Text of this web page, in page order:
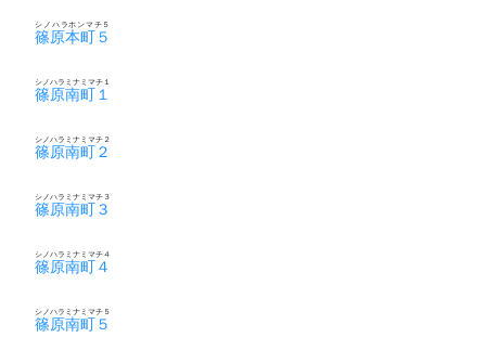
篠原本町５
シノハラホンマチ５
篠原南町１
シノハラミナミマチ１
篠原南町２
シノハラミナミマチ２
篠原南町３
シノハラミナミマチ３
篠原南町４
シノハラミナミマチ４
篠原南町５
シノハラミナミマチ５